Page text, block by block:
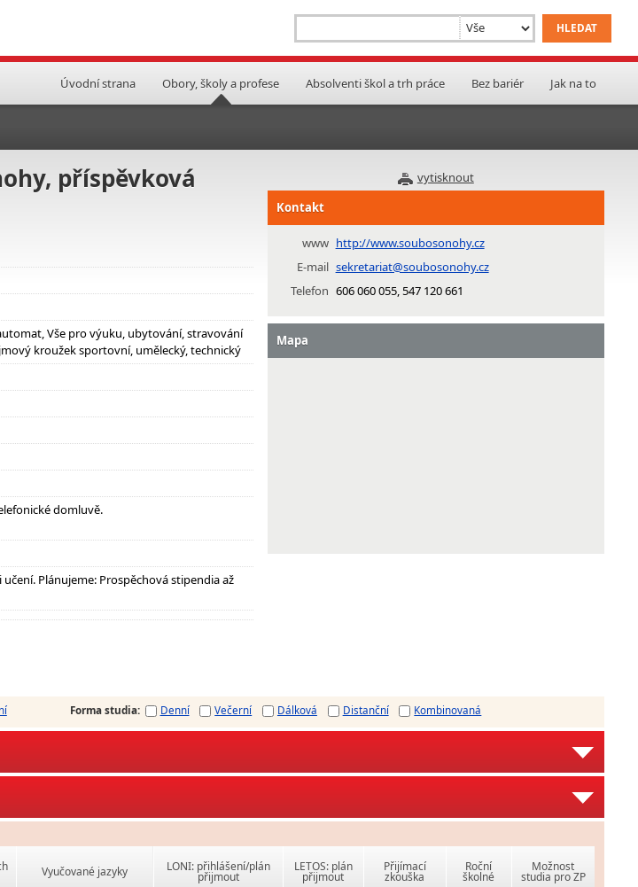
Úvodní strana Obory, školy a profese Absolventi škol a trh práce Bez bariér Jak na to
vytisknout
příspěvková
Vše pro výuku, ubytování, stravování
kroužek sportovní, umělecký, technický
domluvě.
Plánujeme: Prospěchová stipendia až
Kontakt
www http://www.soubosonohy.cz
E-mail sekretariat@soubosonohy.cz
Telefon 606 060 055, 547 120 661
Mapa
Forma studia: Denní Večerní Dálková Distanční Kombinovaná
Vyučované jazyky LONI: přihlášení/plán
přijmout
LETOS: plán
přijmout
Přijímací
zkouška
Roční
školné
Možnost
studia pro ZP